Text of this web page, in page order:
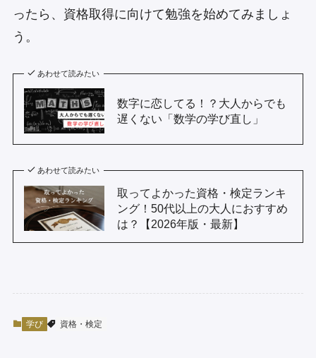
ったら、資格取得に向けて勉強を始めてみましょ
う。
あわせて読みたい
数字に恋してる！？大人からでも
遅くない「数学の学び直し」
あわせて読みたい
取ってよかった資格・検定ランキ
ング！50代以上の大人におすすめ
は？【2026年版・最新】
学び 資格・検定